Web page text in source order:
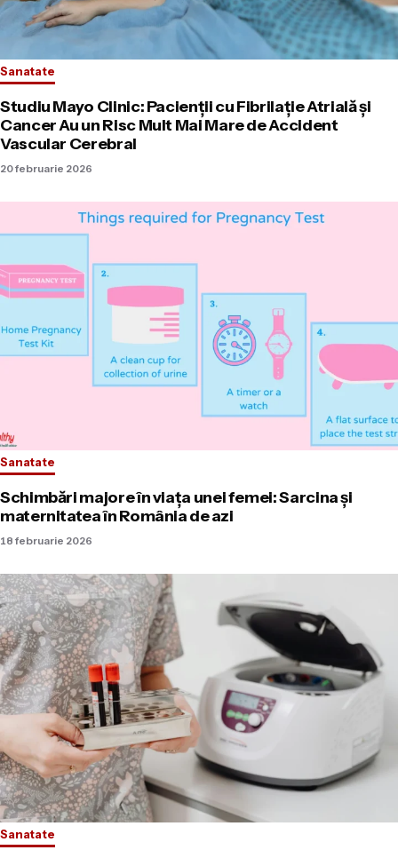
Sanatate
Studiu Mayo Clinic: Pacienții cu Fibrilație Atrială și
Cancer Au un Risc Mult Mai Mare de Accident
Vascular Cerebral
20 februarie 2026
Sanatate
Schimbări majore în viața unei femei: Sarcina și
maternitatea în România de azi
18 februarie 2026
Sanatate